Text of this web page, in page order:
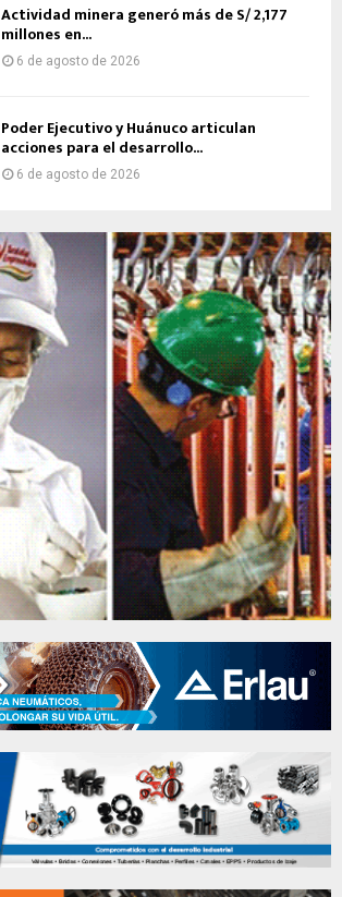
Actividad minera generó más de S/ 2,177
millones en...
6 de agosto de 2026
Poder Ejecutivo y Huánuco articulan
acciones para el desarrollo...
6 de agosto de 2026